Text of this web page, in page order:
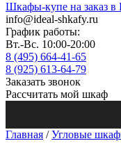
Шкафы-купе на заказ в
info@ideal-shkafy.ru
График работы:
Вт.-Вс. 10:00-20:00
8 (495) 664-41-65
8 (925) 613-64-79
Заказать звонок
Рассчитать мой шкаф
Главная /Угловые